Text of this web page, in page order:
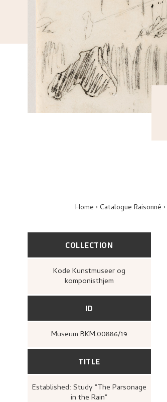
Home Catalogue Raisonné
COLLECTION
Kode Kunstmuseer og
komponisthjem
ID
Museum BKM.00886/19
TITLE
Established: Study "The Parsonage
in the Rain"